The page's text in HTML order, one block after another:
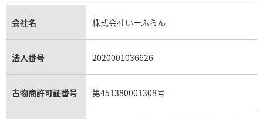
金貨買取
貴金属買取
銀・シルバー買取
パラジウム買取
トパーズ買取
タンザナイト買取
キャッツアイ買取
アクアマリン買取
パテック フィリップノーチラス買取
ヴァシュロン・コンスタンタン買取
オメガ買取
シャネル マトラッセ買取
セリーヌ買取
プラダ買取
ショーメ買取
ダミアーニ買取
モーブッサン買取
会社名 株式会社いーふらん
法人番号 2020001036626
古物商許可証番号 第451380001308号